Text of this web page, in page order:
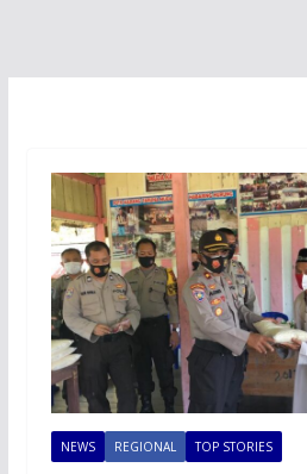
NEWS REGIONAL TOP STORIES